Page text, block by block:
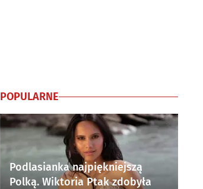
POPULARNE
Podlasianka najpiękniejszą
Polką. Wiktoria Ptak zdobyła